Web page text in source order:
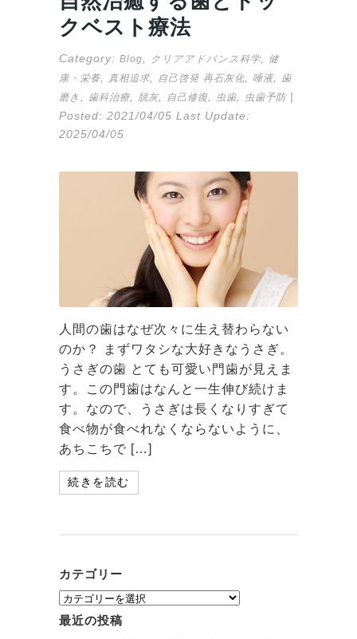
クベスト療法
Category: Blog クリアアドバンス科学
健
康・栄養
真相追求, 自己啓発 再石灰化 唾液,
歯
磨き
歯科治療, 脱灰, 自己修復 虫歯 虫歯予防|
Posted: 2021/04/05 Last Update:
2025/04/05
人間の歯はなぜ次々に生え替わらない
のか？ まずワタシな大好きなうさぎ。
うさぎの歯 とても可愛い門歯が見えま
す。この門歯はなんと一生伸び続けま
す。なので、うさぎは長くなりすぎて
食べ物が食べれなくならないように、
あちこちで […]
続きを読む
カテゴリー
カ
テ
ゴ
最近の投稿